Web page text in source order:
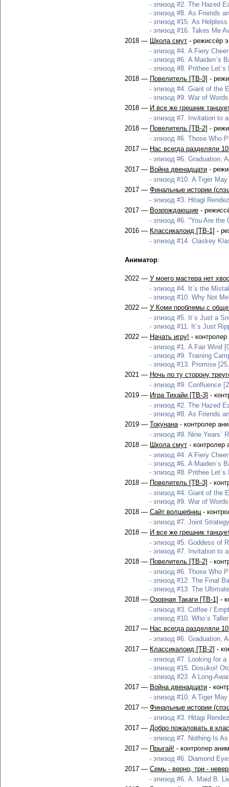
- эпизод #2. The Hazed
- эпизод #8. As Friends
- эпизод #15. As
- эпизод #16. Takes Me
2018 — Школа смут - режиссёр
- эпизод #4. A Fiery
- эпизод #6. A Maiden`s
- эпизод #8. Prithee
2018 — Повелитель [ТВ-3] -
- эпизод #4. Giant of the
- эпизод #9. War of
2018 — И все же грешник
- эпизод #7. Invitation to
2018 — Повелитель [ТВ-2] -
- эпизод #6. Those Who
2017 — Нас всегда разделяли
- эпизод #6. Graduation,
2017 — Война двенадцати -
- эпизод #10. A Tiger
2017 — Финальные истории
- эпизод #3. Hitagi
2017 — Возрождающие -
- эпизод #6. "You Are the
2016 — Классикалоид [ТВ-1] -
- эпизод #14. Claskey
Аниматор:
2022 — У моего мастера нет
- эпизод #4. It`s the
- эпизод #10. Why Not
2022 — У Коми проблемы с
- эпизод #5. It`s Just a
- эпизод #11. It`s Just
2022 — Начать игру! -
- эпизод #1. A Fair Wind
- эпизод #9. Training
- эпизод #13. Promise
2021 — Ночь по ту сторону
- эпизод #9. Confluence
2019 — Игра Тихайи [ТВ-3] -
- эпизод #2. The Hazed
- эпизод #8. As Friends
2019 — Токунана- контролер
- эпизод #9. Nine Years`
2018 — Школа смут - контролер
- эпизод #4. A Fiery
- эпизод #6. A Maiden`s
- эпизод #8. Prithee
2018 — Повелитель [ТВ-3] -
- эпизод #4. Giant of the
- эпизод #9. War of
2018 — Сайт волшебниц-
- эпизод #7. Joint
2018 — И все же грешник
- эпизод #5. Goddess of
- эпизод #7. Invitation to
2018 — Повелитель [ТВ-2] -
- эпизод #6. Those Who
- эпизод #12. The Final
- эпизод #13. The
2018 — Озорная Такаги [ТВ-1] -
- эпизод #3. Coffee /
- эпизод #10. Who`s
2017 — Нас всегда разделяли
- эпизод #6. Graduation,
2017 — Классикалоид [ТВ-2] -
- эпизод #7. Looking for
- эпизод #15. Dosukoi!
- эпизод #23. A Long-
2017 — Война двенадцати -
- эпизод #10. A Tiger
2017 — Финальные истории
- эпизод #3. Hitagi
2017 — Добро пожаловать в
- эпизод #7. Nothing Is
2017 — Прыгай! - контролер
- эпизод #6. Diamond
2017 — Семь - верно, три -
- эпизод #6. A. Maid B.